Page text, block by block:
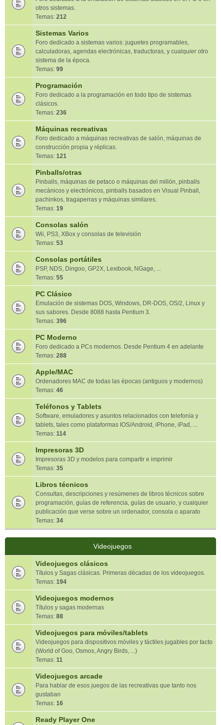
otros sistemas.
Temas: 212
Sistemas Varios
Foro dedicado a sistemas varios: juguetes programables,
calculadoras, agendas electrónicas, traductoras, y cualquier otro
sistema de la época.
Temas: 99
Programación
Foro dedicado a la programación en todo tipo de sistemas
clásicos.
Temas: 236
Máquinas recreativas
Foro dedicado a máquinas recreativas de salón, máquinas de
construcción propia y réplicas.
Temas: 121
Pinballs/otras
Pinballs, máquinas de petaco o máquinas del millón, pinballs
mecánicos y electrónicos, pinballs basados en Visual Pinball,
pachinkos, tragaperras y máquinas similares.
Temas: 19
Consolas salón
Wii, PS3, XBox y consolas de televisión
Temas: 53
Consolas portátiles
PSP, NDS, Dingoo, GP2X, Lexibook, NGage, ...
Temas: 55
PC Clásico
Emulación de sistemas DOS, Windows, DR-DOS, OS/2, Linux y
sus sabores. Desde 8088 hasta Pentium 3.
Temas: 396
PC Moderno
Foro dedicado a PCs modernos. Desde Pentium 4 en adelante
Temas: 288
Apple/MAC
Ordenadores MAC de todas las épocas (antiguos y modernos)
Temas: 46
Teléfonos y Tablets
Software, emuladores y asuntos relacionados con telefonía y
tablets, tales como plataformas IOS/Android, iPhone, iPad, ...
Temas: 114
Impresoras 3D
Impresoras 3D y modelos para compartir e imprimir
Temas: 35
Libros técnicos
Consultas, descripciones y resúmenes de libros técnicos sobre
programación, guías de referencia, guías de usuario, y cualquier
publicación que verse sobre un ordenador, consola o aparato
Temas: 34
Videojuegos
Videojuegos clásicos
Títulos y Sagas clásicas. Primeras décadas de los videojuegos.
Temas: 194
Videojuegos modernos
Títulos y sagas modernas
Temas: 88
Videojuegos para móviles/tablets
Videojuegos para dispositivos móviles y táctiles jugables por tacto
(World of Goo, Osmos, Angry Birds, ...)
Temas: 11
Videojuegos arcade
Para hablar de esos juegos de las recreativas que tanto nos
gustaban
Temas: 16
Ready Player One